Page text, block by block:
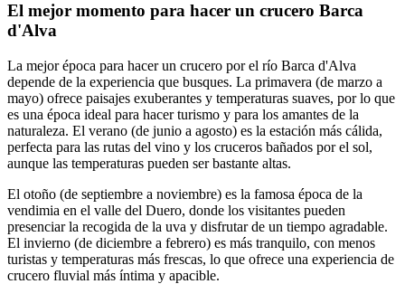
El mejor momento para hacer un crucero Barca
d'Alva
La mejor época para hacer un crucero por el río Barca d'Alva
depende de la experiencia que busques. La primavera (de marzo a
mayo) ofrece paisajes exuberantes y temperaturas suaves, por lo que
es una época ideal para hacer turismo y para los amantes de la
naturaleza. El verano (de junio a agosto) es la estación más cálida,
perfecta para las rutas del vino y los cruceros bañados por el sol,
aunque las temperaturas pueden ser bastante altas.
El otoño (de septiembre a noviembre) es la famosa época de la
vendimia en el valle del Duero, donde los visitantes pueden
presenciar la recogida de la uva y disfrutar de un tiempo agradable.
El invierno (de diciembre a febrero) es más tranquilo, con menos
turistas y temperaturas más frescas, lo que ofrece una experiencia de
crucero fluvial más íntima y apacible.